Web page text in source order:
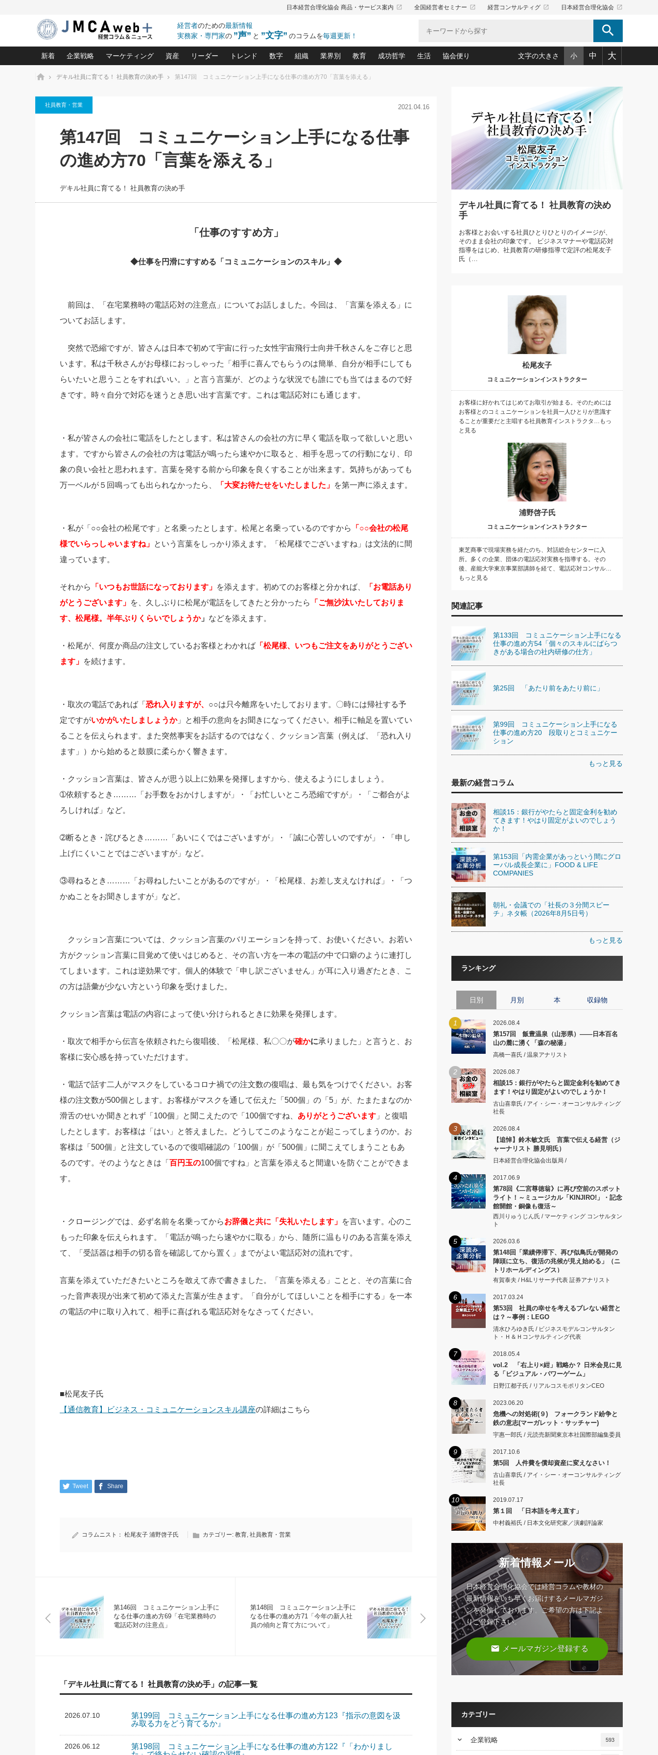
日本経営合理化協会 商品・サービス案内 launch 全国経営者セミナー launch 経営コンサルティグ launch 日本経営合理化協会 launch
経営者のための最新情報
実務家・専門家の ”声” と ”文字” のコラムを毎週更新！ search
新着
相談15：銀行がやたらと固定金
利を勧めてきます！やはり固定
がよいのでしょうか！
2026.08.7
第153回「内需企業があっとい
う間にグローバル成長企業に」
FOOD & LIFE COMPANIES
日号）
2026.08.5
第86回 「言葉狩り」
もっとみる
企業戦略
中小企業の「１位づくり」戦略(96)
利益を最大化する「業務改善」横田尚哉氏(5)
強い会社を築く ビジネス・クリニック(240)
日本レーザー「人を大切にしながら利益を上げる経営」の極意
(3)
武器としてのM&A入門(3)
社長のための“儲かる通販”戦略視点(151)
継続経営 百話百行(85)
マーケティング
ロングセラーの玉手箱(9)
大復活＆快進撃！ユニバーサルスタジオジャパンの成功要因と
は(5)
資産
事業承継の前に、決めておきたい、知っておきたい、やってお
きたいコト(12)
会社と社長のための資産管理講座(95)
深読み企業分析(153)
リーダー
ピョートル・F・グジバチの『経営戦略の新常識』(12)
指導者たる者かくあるべし(635)
朝礼・会議での「社長の３分間スピーチ」ネタ帳(159)
次もあなたにお願いしたいと思われる「一流の仕事術」(28)
社長の右腕をつくる 人と組織を動かす(200)
トレンド
北村森の「今月のヒット商品」(109)
次の売れ筋をつかむ術(102)
社長のメシの種 4.0(206)
数字
会社を守り抜くための緊急対策(100)
強い決算書の会社はココが違う！(36)
銀行交渉はこうしなさい！(12)
組織
職場の生産性を下げるハラスメントの予防策(10)
賃金決定の定石(68)
顧客・社員・社会から支持される「ウェルビーイング経営入
業界別
大久保一彦の“流行る”お店の仕組みづくり(210)
柿内幸夫─社長のための現場改善(174)
教育
あなただからお願いしたいと思われる 気配りの達人(127)
クレーム対応 実践マニュアル(92)
クレーム対応の新知識と新常識(57)
デキル社員に育てる！ 社員教育の決め手(203)
東川鷹年の「中小企業の人育て」(38)
成功哲学
令和時代の「社長の人間力の磨き方」(86)
先人の名句名言の教え 東洋思想に学ぶ経営学(132)
渡部昇一の「日本の指導者たち」(32)
経営に活かす“十八史略”(30)
生活
おのころ心平の ──社長のための「か・ら・だマネジメント」
(50)
デジタルＡＶを味方に！新・仕事術(180)
リーダー脳の鍛え方(32)
ワインを楽しむ基礎レッスン(12)
必読！社長が読むべき今月の4冊(88)
眼と耳で楽しむ読書術(162)
社長の「氣」(30)
米国スポーツ・ビジネスに学ぶ心理学(98)
高橋一喜の『これぞ！"本物の温泉"』(157)
協会便り
ビジネス見聞録 経営ニュース(100)
作間信司の経営無形庵(けいえいむぎょうあん)(166)
経営セミナー情報局(1)
繁栄への着眼点 牟田太陽(76)
講話を聞いて学ぼう 実学・耳学・磨く「ミミガク」のすすめ
(7)
文字の大きさ 小 中 大
ホーム デキル社員に育てる！ 社員教育の決め手 第147回 コミュニケーション上手になる仕事の進め方70「言葉を添える」
社員教育・営業 2021.04.16
第147回 コミュニケーション上手になる仕事
の進め方70「言葉を添える」
デキル社員に育てる！ 社員教育の決め手
「仕事のすすめ方」
◆仕事を円滑にすすめる「コミュニケーションのスキル」◆
前回は、「在宅業務時の電話応対の注意点」についてお話しました。今回は、「言葉を添える」に
ついてお話します。
突然で恐縮ですが、皆さんは日本で初めて宇宙に行った女性宇宙飛行士向井千秋さんをご存じと思
います。私は千秋さんがお母様におっしゃった「相手に喜んでもらうのは簡単、自分が相手にしても
らいたいと思うことをすればいい。」と言う言葉が、どのような状況でも誰にでも当てはまるので好
きです。時々自分で対応を迷うとき思い出す言葉です。これは電話応対にも通じます。
・私が皆さんの会社に電話をしたとします。私は皆さんの会社の方に早く電話を取って欲しいと思い
ます。ですから皆さんの会社の方は電話が鳴ったら速やかに取ると、相手を思っての行動になり、印
象の良い会社と思われます。言葉を発する前から印象を良くすることが出来ます。気持ちがあっても
万一ベルが５回鳴っても出られなかったら、
「大変お待たせをいたしました」 を第一声に添えます。
・私が「○○会社の松尾です」と名乗ったとします。松尾と名乗っているのですから
「○○会社の松尾
様でいらっしゃいますね」 という言葉をしっかり添えます。「松尾様でございますね」は文法的に間
違っています。
それから 「いつもお世話になっております」 を添えます。初めてのお客様と分かれば、
「お電話あり
がとうございます」 を、久しぶりに松尾が電話をしてきたと分かったら
「ご無沙汰いたしておりま
す、松尾様。半年ぶりくらいでしょうか」 などを添えます。
・松尾が、何度か商品の注文しているお客様とわかれば 「松尾様、いつもご注文をありがとうござい
ます」 を続けます。
・取次の電話であれば「 恐れ入りますが、 ○○は只今離席をいたしております。〇時には帰社する予
定ですがいかがいたしましょうか」と相手の意向をお聞きになってください。相手に軸足を置いてい
ることを伝えられます。また突然事実をお話するのではなく、クッション言葉（例えば、「恐れ入り
ます」）から始めると鼓膜に柔らかく響きます。
・クッション言葉は、皆さんが思う以上に効果を発揮しますから、使えるようにしましょう。
➀依頼するとき………「お手数をおかけしますが」・「お忙しいところ恐縮ですが」・「ご都合がよ
ろしければ」など。
➁断るとき・詫びるとき………「あいにくではございますが」・「誠に心苦しいのですが」・「申し
上げにくいことではございますが」など。
③尋ねるとき………「お尋ねしたいことがあるのですが」・「松尾様、お差し支えなければ」・「つ
かぬことをお聞きしますが」など。
クッション言葉については、クッション言葉のバリエーションを持って、お使いください。お若い
方がクッション言葉に目覚めて使いはじめると、その言い方を一本の電話の中で口癖のように連打し
てしまいます。これは逆効果です。個人的体験で「申し訳ございません」が耳に入り過ぎたとき、こ
の方は語彙が少ない方という印象を受けました。
クッション言葉は電話の内容によって使い分けられるときに効果を発揮します。
・取次で相手から伝言を依頼されたら復唱後、「松尾様、私〇〇が確かに承りました」と言うと、お
客様に安心感を持っていただけます。
・電話で話す二人がマスクをしているコロナ禍での注文数の復唱は、最も気をつけでください。お客
様の注文数が500個とします。お客様がマスクを通して伝えた「500個」の「5」が、たまたまなのか
滑舌のせいか聞きとれず「100個」と聞こえたので「100個ですね、 ありがとうございます 」と復唱
したとします。お客様は「はい」と答えました。どうしてこのようなことが起こってしまうのか。お
客様は「500個」と注文しているので復唱確認の「100個」が「500個」に聞こえてしまうこともあ
るのです。そのようなときは「 百円玉の100個ですね」と言葉を添えると間違いを防ぐことができま
す。
・クロージングでは、必ず名前を名乗ってからお辞儀と共に「失礼いたします」 を言います。心のこ
もった印象を伝えられます。「電話が鳴ったら速やかに取る」から、随所に温もりのある言葉を添え
て、「受話器は相手の切る音を確認してから置く」までがよい電話応対の流れです。
言葉を添えていただきたいところを敢えて赤で書きました。「言葉を添える」ことと、その言葉に合
った音声表現が出来て初めて添えた言葉が生きます。「自分がしてほしいことを相手にする」を一本
の電話の中に取り入れて、相手に喜ばれる電話応対をなさってください。
■松尾友子氏
【通信教育】ビジネス・コミュニケーションスキル講座の詳細はこちら
Tweet Share
コラムニスト： 松尾友子 浦野啓子氏 カテゴリー: 教育, 社員教育・営業
第146回 コミュニケーション上手に
なる仕事の進め方69「在宅業務時の
電話応対の注意点」
第148回 コミュニケーション上手に
なる仕事の進め方71「今年の新人社
員の傾向と育て方について」
「デキル社員に育てる！ 社員教育の決め手」の記事一覧
2026.07.10
第199回 コミュニケーション上手になる仕事の進め方123『指示の意図を汲
み取る力をどう育てるか』
2026.06.12
第198回 コミュニケーション上手になる仕事の進め方122『「わかりまし
デキル社員に育てる！ 社員教育の決め
手
お客様とお会いする社員ひとりひとりのイメージが、
そのまま会社の印象です。 ビジネスマナーや電話応対
指導をはじめ、社員教育の研修指導で定評の松尾友子
氏（…
松尾友子
コミュニケーションインストラクター
お客様に好かれてはじめてお取引が始まる。そのためには
お客様とのコミュニケーションを社員一人ひとりが意識す
ることが重要だと主唱する社員教育インストラクタ…もっ
と見る
浦野啓子氏
コミュニケーションインストラクター
東芝商事で現場実務を経たのち、対話総合センターに入
所。多くの企業、団体の電話応対実務を指導する。その
後、産能大学東京事業部講師を経て、電話応対コンサル…
もっと見る
関連記事
第133回 コミュニケーション上手になる
仕事の進め方54「個々のスキルにばらつ
きがある場合の社内研修の仕方」
第25回 「あたり前をあたり前に」
第99回 コミュニケーション上手になる
仕事の進め方20 段取りとコミュニケー
ション
もっと見る
最新の経営コラム
相談15：銀行がやたらと固定金利を勧め
てきます！やはり固定がよいのでしょう
か！
第153回「内需企業があっという間にグロ
ーバル成長企業に」FOOD & LIFE
COMPANIES
朝礼・会議での「社長の３分間スピー
チ」ネタ帳（2026年8月5日号）
もっと見る
ランキング
日別 月別 本 収録物
1 2026.08.4
第157回 飯豊温泉（山形県）――日本百名
山の麓に湧く「森の秘湯」
高橋一喜氏 / 温泉アナリスト
2 2026.08.7
相談15：銀行がやたらと固定金利を勧めてき
ます！やはり固定がよいのでしょうか！
古山喜章氏 / アイ・シー・オーコンサルティング
社長
3 2026.08.4
【追悼】鈴木敏文氏 言葉で伝える経営（ジ
ャーナリスト 勝見明氏）
日本経営合理化協会出版局 /
4 2017.06.9
第78回《二宮尊徳翁》に再び空前のスポット
ライト！～ミュージカル「KINJIRO!」・記念
館開館・銅像も復活～
西川りゅうじん氏 / マーケティング コンサルタン
ト
5 2026.03.6
第148回「業績停滞下、再び似鳥氏が開発の
陣頭に立ち、復活の兆候が見え始める」（ニ
トリホールディングス）
有賀泰夫 / H&Lリサーチ代表 証券アナリスト
6 2017.03.24
第53回 社員の幸せを考えるブレない経営と
は？～事例：LEGO
清水ひろゆき氏 / ビジネスモデルコンサルタン
ト・Ｈ＆Ｈコンサルティング代表
7 2018.05.4
vol.2 「右上り×紺」戦略か？ 日米会見に見
る「ビジュアル・パワーゲーム」
日野江都子氏 / リアルコスモポリタンCEO
8 2023.06.20
危機への対処術(９) フォークランド紛争と
鉄の意志(マーガレット・サッチャー)
宇惠一郎氏 / 元読売新聞東京本社国際部編集委員
9 2017.10.6
第5回 人件費を償却資産に変えなさい！
古山喜章氏 / アイ・シー・オーコンサルティング
社長
10 2019.07.17
第１回 「日本語を考え直す」
中村義裕氏 / 日本文化研究家／演劇評論家
新着情報メール
日本経営合理化協会では経営コラムや教材の
最新情報をいち早くお届けするメールマガジ
ンを発信しております。ご希望の方は下記よ
りご登録下さい。
email メールマガジン登録する
カテゴリー
keyboard_arrow_down 企業戦略 593